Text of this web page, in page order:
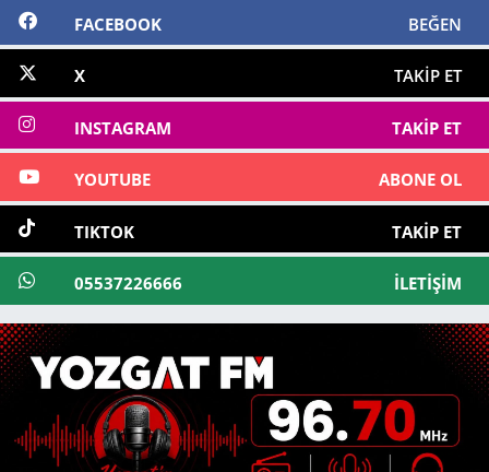
FACEBOOK BEĞEN
X TAKIP ET
INSTAGRAM TAKIP ET
YOUTUBE ABONE OL
TIKTOK TAKIP ET
05537226666 İLETIŞIM